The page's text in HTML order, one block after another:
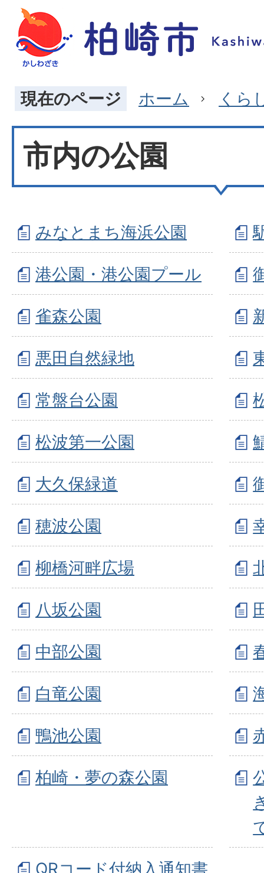
現在のページ ホーム くら
市内の公園
みなとまち海浜公園
港公園・港公園プール
雀森公園
悪田自然緑地
常盤台公園
松波第一公園
大久保緑道
穂波公園
柳橋河畔広場
八坂公園
中部公園
白竜公園
鴨池公園
柏崎・夢の森公園
QRコード付納入通知書